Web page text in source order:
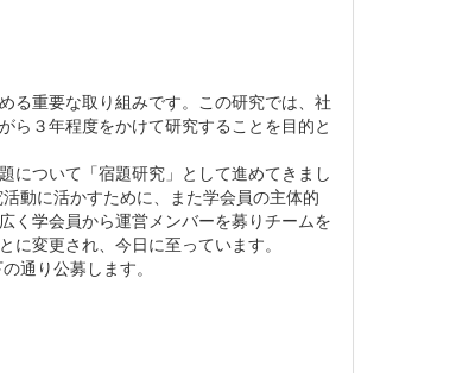
る重要な取り組みです。この研究では、社
ら３年程度をかけて研究することを目的と
について「宿題研究」として進めてきまし
動に活かすために、また学会員の主体的
く学会員から運営メンバーを募りチームを
変更され、今日に至っています。
通り公募します。